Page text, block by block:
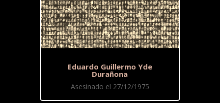
Eduardo Guillermo Yde
Durañona
Asesinado el 27/12/1975